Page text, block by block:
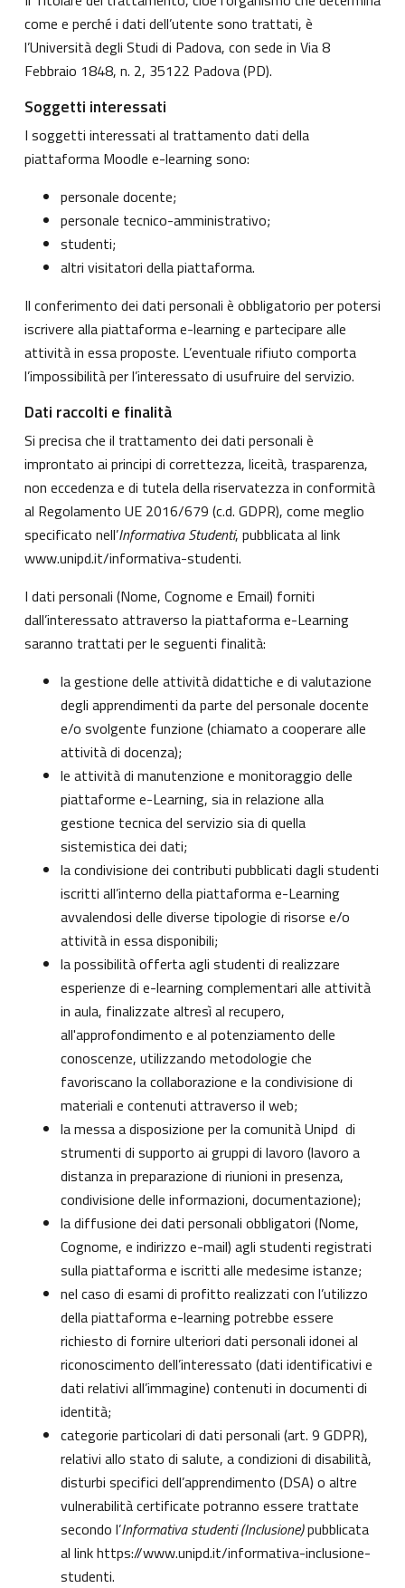
come e perché i dati dell’utente sono trattati, è
l’Università degli Studi di Padova, con sede in Via 8
Febbraio 1848, n. 2, 35122 Padova (PD).
Soggetti interessati
I soggetti interessati al trattamento dati della
piattaforma Moodle e-learning sono:
personale docente;
personale tecnico-amministrativo;
studenti;
altri visitatori della piattaforma.
Il conferimento dei dati personali è obbligatorio per potersi
iscrivere alla piattaforma e-learning e partecipare alle
attività in essa proposte. L’eventuale rifiuto comporta
l’impossibilità per l’interessato di usufruire del servizio.
Dati raccolti e finalità
Si precisa che il trattamento dei dati personali è
improntato ai principi di correttezza, liceità, trasparenza,
non eccedenza e di tutela della riservatezza in conformità
al Regolamento UE 2016/679 (c.d. GDPR), come meglio
specificato nell’Informativa Studenti, pubblicata al link
www.unipd.it/informativa-studenti.
I dati personali (Nome, Cognome e Email) forniti
dall’interessato attraverso la piattaforma e-Learning
saranno trattati per le seguenti finalità:
la gestione delle attività didattiche e di valutazione
degli apprendimenti da parte del personale docente
e/o svolgente funzione (chiamato a cooperare alle
attività di docenza);
le attività di manutenzione e monitoraggio delle
piattaforme e-Learning, sia in relazione alla
gestione tecnica del servizio sia di quella
sistemistica dei dati;
la condivisione dei contributi pubblicati dagli studenti
iscritti all’interno della piattaforma e-Learning
avvalendosi delle diverse tipologie di risorse e/o
attività in essa disponibili;
la possibilità offerta agli studenti di realizzare
esperienze di e-learning complementari alle attività
in aula, finalizzate altresì al recupero,
all'approfondimento e al potenziamento delle
conoscenze, utilizzando metodologie che
favoriscano la collaborazione e la condivisione di
materiali e contenuti attraverso il web;
la messa a disposizione per la comunità Unipd di
strumenti di supporto ai gruppi di lavoro (lavoro a
distanza in preparazione di riunioni in presenza,
condivisione delle informazioni, documentazione);
la diffusione dei dati personali obbligatori (Nome,
Cognome, e indirizzo e-mail) agli studenti registrati
sulla piattaforma e iscritti alle medesime istanze;
nel caso di esami di profitto realizzati con l’utilizzo
della piattaforma e-learning potrebbe essere
richiesto di fornire ulteriori dati personali idonei al
riconoscimento dell’interessato (dati identificativi e
dati relativi all’immagine) contenuti in documenti di
identità;
categorie particolari di dati personali (art. 9 GDPR),
relativi allo stato di salute, a condizioni di disabilità,
disturbi specifici dell’apprendimento (DSA) o altre
vulnerabilità certificate potranno essere trattate
secondo l’Informativa studenti (Inclusione)pubblicata
al linkhttps://www.unipd.it/informativa-inclusione-
studenti.